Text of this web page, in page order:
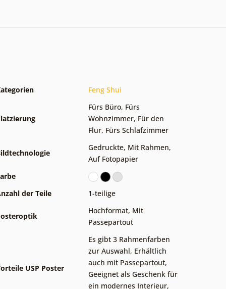
Feng Shui
Fürs Büro, Fürs
Wohnzimmer, Für den
Flur, Fürs Schlafzimmer
Gedruckte, Mit Rahmen,
Auf Fotopapier
der Teile
1-teilige
Hochformat, Mit
Passepartout
USP Poster
Es gibt 3 Rahmenfarben
zur Auswahl, Erhältlich
auch mit Passepartout,
Geeignet als Geschenk für
ein modernes Interieur,